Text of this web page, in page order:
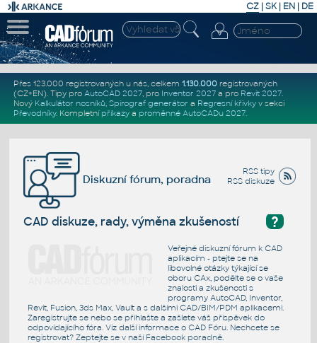
CZ | SK| EN | DE
Přes 123.000 registrovaných u nás, celkem 1.130.000registrovaných
(CZ+EN). Tipy pro AutoCAD 2027, pro Inventor 2027a pro Revit 2027.
Nový Kalkulátor nosníků, Spirograf generátor a Regresní křivkyv sekci
Převodníky. Kompletní příkazya proměnné AutoCADu 2027.
RSS tipy
RSS diskuze
Diskuzní fórum, poradna
?
CAD diskuze, rady, výměna zkušeností
Veřejné diskuzní fórum k CAD
aplikacím - ptejte se na
libovolné otázky týkající se
oboru CAx, podělte se o vaše
znalosti a zkušenosti s
programy AutoCAD, Inventor,
Revit, Fusion, 3ds Max, Vault a s dalšími CAD/BIM/PDM aplikacemi.
Zaregistrujte se nebo se přihlašte a zašlete váš příspěvek do
odpovídajícího fóra. Viz další informace o CAD Fóru. Nechcete se
registrovat? Zeptejte se v naší Facebook poradně.